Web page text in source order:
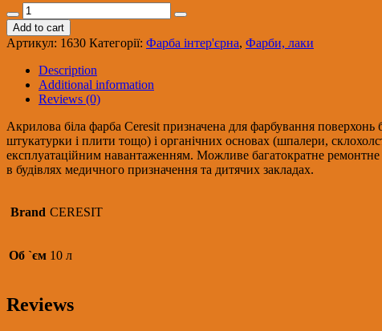
CERESIT
IN-
56
FOR
KITCHEN
&
BATH
База
С
прозора
шовковисто-
матова
ванної,
Add to cart
Артикул: 1630 Категорії: Фарба інтер'єрна, Фарби, лаки
Description
Additional information
Reviews (0)
Акрилова біла фарба Ceresit призначена для фарбування поверхонь
штукатурки і плити тощо) і органічних основах (шпалери,
експлуатаційним навантаженням. Можливе багатократне
в будівлях медичного призначення та дитячих закладах.
Brand CERESIT
Об `єм 10 л
Reviews